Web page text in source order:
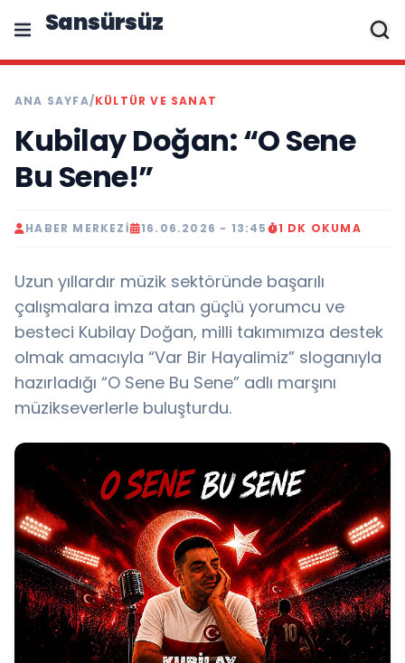
Sansürsüz
ANA SAYFA/KÜLTÜR VE SANAT
Kubilay Doğan: “O Sene
Bu Sene!”
HABER MERKEZI 16.06.2026 - 13:45 1 DK OKUMA
Uzun yıllardır müzik sektöründe başarılı
çalışmalara imza atan güçlü yorumcu ve
besteci Kubilay Doğan, milli takımımıza destek
olmak amacıyla “Var Bir Hayalimiz” sloganıyla
hazırladığı “O Sene Bu Sene” adlı marşını
müzikseverlerle buluşturdu.